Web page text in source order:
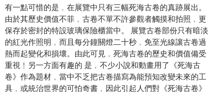
有一點可惜的是﹐在展覽中只有三幅死海古卷的真跡展出。
由於其歷史價值不菲﹐古卷不單不許參觀者觸摸和拍照﹐更
保存於密封的特設玻璃保險櫃當中。 展覽古卷部份只有暗淡
的紅光作照明﹐而且每分鐘關燈二十秒﹐免至光線讓古卷過
熱而起變化和損壞。由此可見﹐死海古卷的歷史和價值備受
重視﹗另一方面有趣的 是﹐不少小說和動畫用了《死海古
卷》作為題材﹐當中不乏把古卷描寫為能預知改變未來的工
具﹐或統治世界的可怕奇書﹐因此引起人們對《死海古卷》